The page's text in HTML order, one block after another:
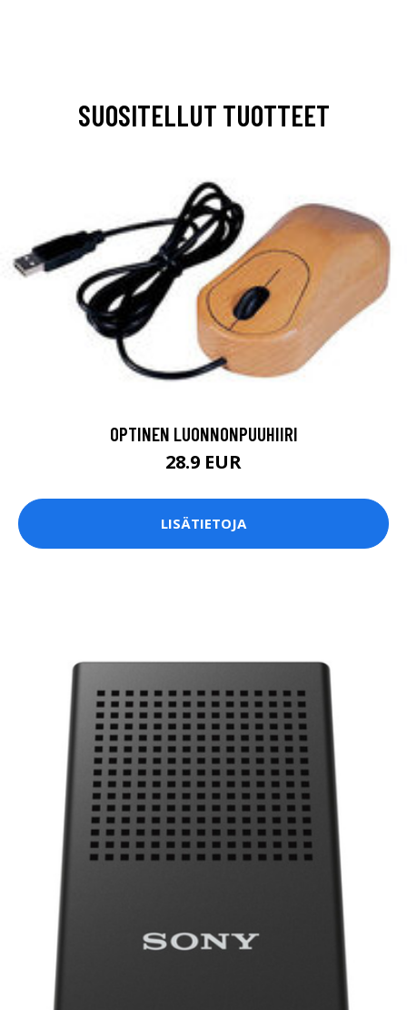
SUOSITELLUT TUOTTEET
OPTINEN LUONNONPUUHIIRI
28.9 EUR
LISÄTIETOJA